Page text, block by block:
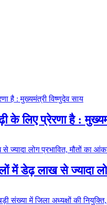
के लिए प्रेरणा है :
में डेढ़ लाख से ज्यादा